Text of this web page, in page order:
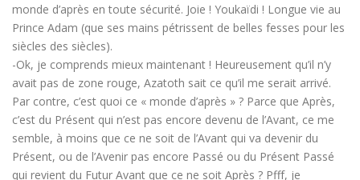
monde d’après en toute sécurité. Joie ! Youkaïdi ! Longue vie au
Prince Adam (que ses mains pétrissent de belles fesses pour les
siècles des siècles).
-Ok, je comprends mieux maintenant ! Heureusement qu’il n’y
avait pas de zone rouge, Azatoth sait ce qu’il me serait arrivé.
Par contre, c’est quoi ce « monde d’après » ? Parce que Après,
c’est du Présent qui n’est pas encore devenu de l’Avant, ce me
semble, à moins que ce ne soit de l’Avant qui va devenir du
Présent, ou de l’Avenir pas encore Passé ou du Présent Passé
qui revient du Futur Avant que ce ne soit Après ? Pfff, je